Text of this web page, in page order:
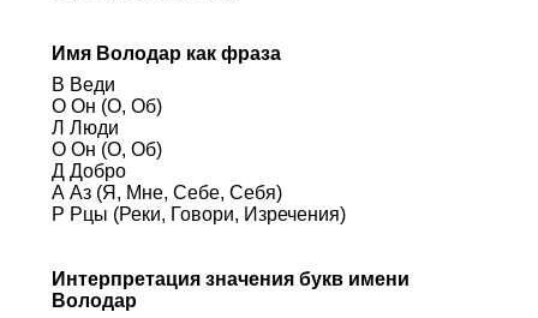
Имя Володар как фраза
В Веди
О Он (О, Об)
Л Люди
О Он (О, Об)
Д Добро
А Аз (Я, Мне, Себе, Себя)
Р Рцы (Реки, Говори, Изречения)
Интерпретация значения букв имени
Володар